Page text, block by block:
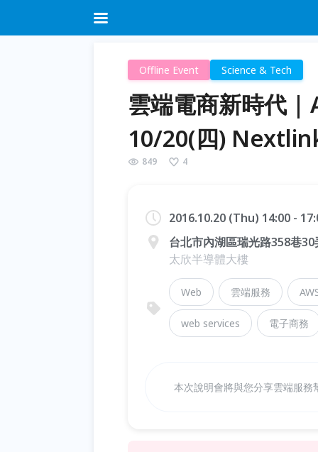
Offline Event Science & Tech
雲端電商新時代 |
10/20(四)
849 4
2016.10.20 (Thu) 14:00 -
台北市內湖區瑞光路358巷
太欣半導體大樓
Web 雲端服務
web services 電子商務
本次說明會將與您分享雲端服